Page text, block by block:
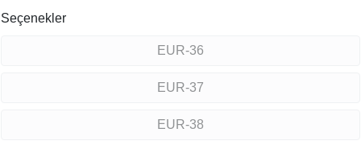
Seçenekler
EUR-36
EUR-37
EUR-38